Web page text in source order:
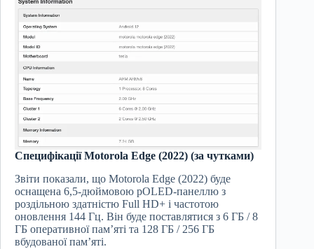
Специфікації Motorola Edge (2022) (за чутками)
Звіти показали, що Motorola Edge (2022) буде
оснащена 6,5-дюймовою pOLED-панеллю з
роздільною здатністю Full HD+ і частотою
оновлення 144 Гц. Він буде поставлятися з 6 ГБ / 8
ГБ оперативної пам’яті та 128 ГБ / 256 ГБ
вбудованої пам’яті.